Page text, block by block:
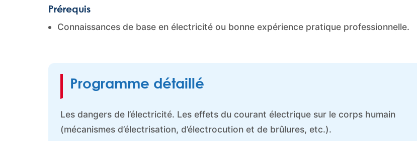
Prérequis
Connaissances de base en électricité ou bonne expérience pratique professionnelle.
Programme détaillé
Les dangers de l’électricité. Les effets du courant électrique sur le corps humain
(mécanismes d’électrisation, d’électrocution et de brûlures, etc.).